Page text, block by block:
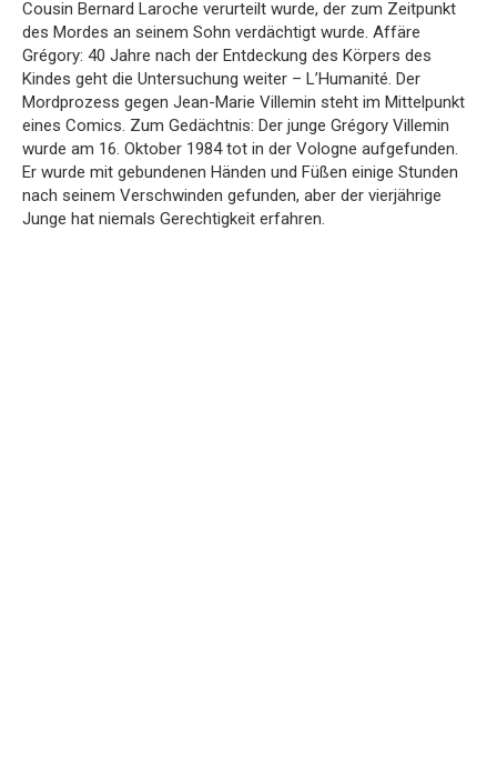
Cousin Bernard Laroche verurteilt wurde, der zum Zeitpunkt
des Mordes an seinem Sohn verdächtigt wurde. Affäre
Grégory: 40 Jahre nach der Entdeckung des Körpers des
Kindes geht die Untersuchung weiter – L’Humanité. Der
Mordprozess gegen Jean-Marie Villemin steht im Mittelpunkt
eines Comics. Zum Gedächtnis: Der junge Grégory Villemin
wurde am 16. Oktober 1984 tot in der Vologne aufgefunden.
Er wurde mit gebundenen Händen und Füßen einige Stunden
nach seinem Verschwinden gefunden, aber der vierjährige
Junge hat niemals Gerechtigkeit erfahren.